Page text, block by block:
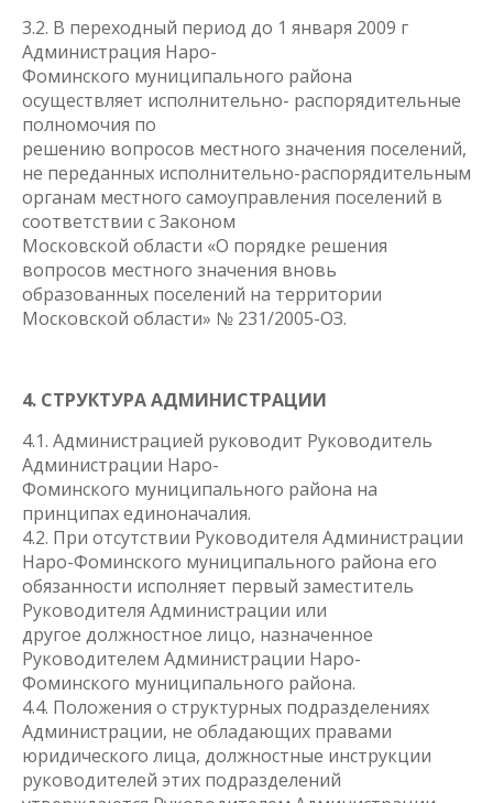
3.2. В переходный период до 1 января 2009 г
Администрация Наро-
Фоминского муниципального района
осуществляет исполнительно- распорядительные
полномочия по
решению вопросов местного значения поселений,
не переданных исполнительно-распорядительным
органам местного самоуправления поселений в
соответствии с Законом
Московской области «О порядке решения
вопросов местного значения вновь
образованных поселений на территории
Московской области» № 231/2005-ОЗ.
4. СТРУКТУРА АДМИНИСТРАЦИИ
4.1. Администрацией руководит Руководитель
Администрации Наро-
Фоминского муниципального района на
принципах единоначалия.
4.2. При отсутствии Руководителя Администрации
Наро-Фоминского муниципального района его
обязанности исполняет первый заместитель
Руководителя Администрации или
другое должностное лицо, назначенное
Руководителем Администрации Наро-
Фоминского муниципального района.
4.4. Положения о структурных подразделениях
Администрации, не обладающих правами
юридического лица, должностные инструкции
руководителей этих подразделений